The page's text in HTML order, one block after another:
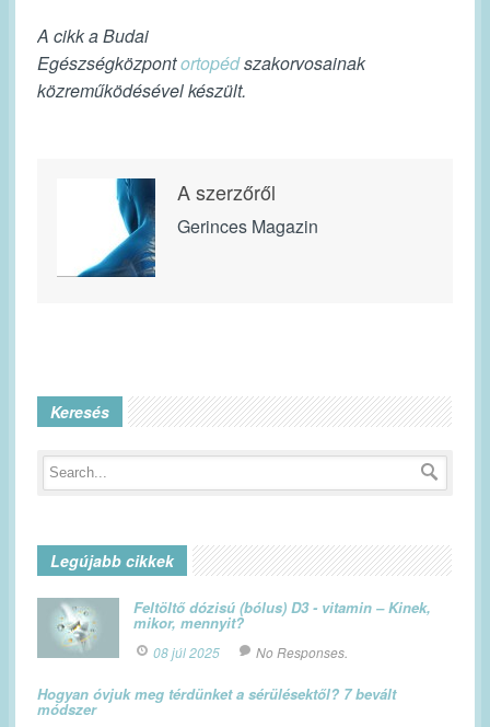
A cikk a Budai
Egészségközpontortopédszakorvosainak
közreműködésével készült.
A szerzőről
Gerinces Magazin
Keresés
Legújabb cikkek
Feltöltő dózisú (bólus) D3 - vitamin – Kinek,
mikor, mennyit?
08 júl 2025 No Responses.
Hogyan óvjuk meg térdünket a sérülésektől? 7 bevált
módszer